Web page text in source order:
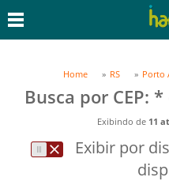
Home RS Porto
Exibindo de 11
Exibir por